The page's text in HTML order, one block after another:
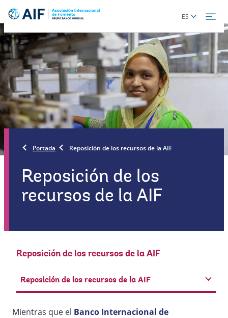
Skip
main
content
Global
toggler
ES
Portada Reposición de los recursos de la AIF
Reposición de los
recursos de la AIF
Reposición de los recursos de la AIF
Reposición de los recursos de la AIF
Mientras que el Banco Internacional de